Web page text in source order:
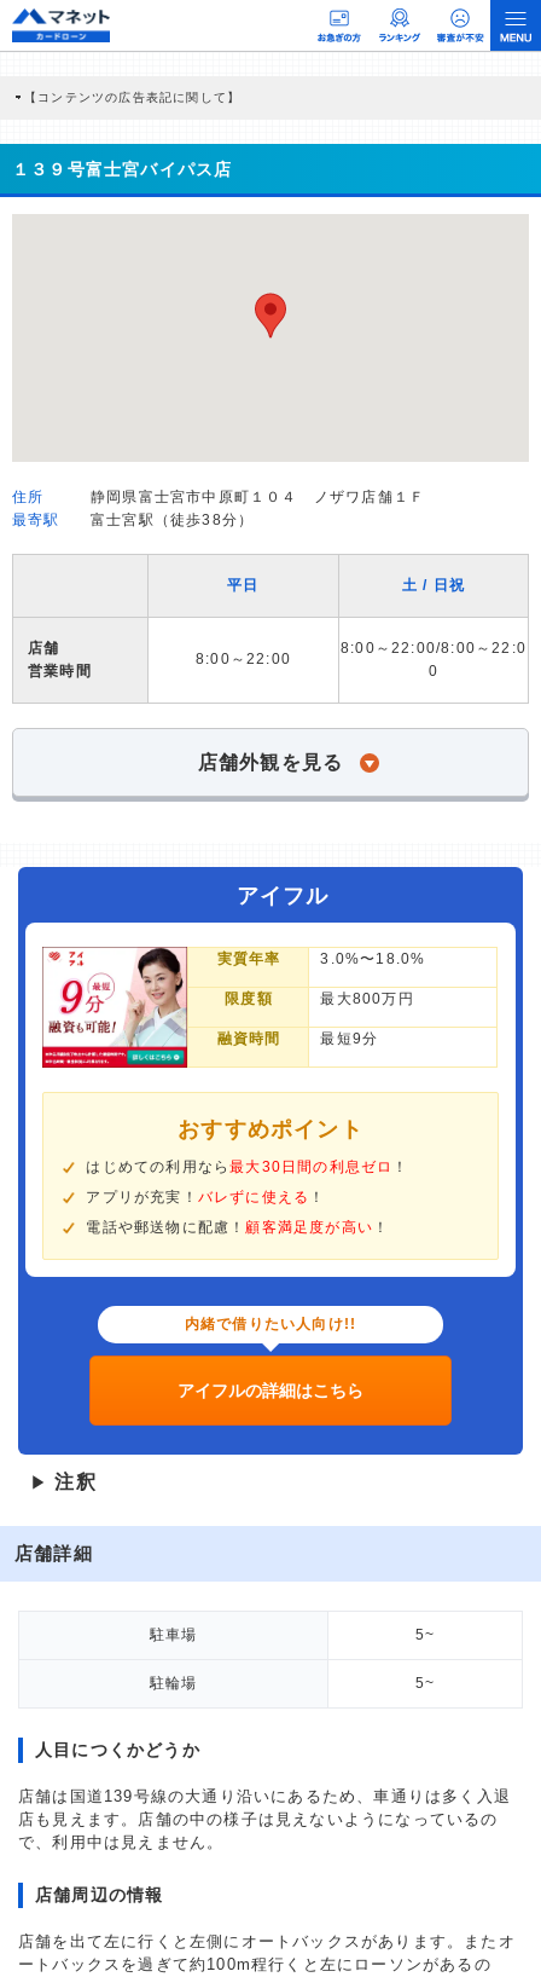
【コンテンツの広告表記に関して】
商品を根拠なくPRするものではなく、当編集部の調査／ユーザーへの口コミ収集な
どに基づき、公平性を担保した情報提供を行っています。
>提携企業一覧
１３９号富士宮バイパス店
住所
静岡県富士宮市中原町１０４ ノザワ店舗１Ｆ
最寄駅
富士宮駅（徒歩38分）
平日 土 / 日祝
店舗
営業時間
8:00～22:00
8:00～22:00/8:00～22:0
0
店舗外観を見る
アイフル
実質年率 3.0%〜18.0%
限度額 最大800万円
融資時間 最短9分
おすすめポイント
はじめての利用なら最大30日間の利息ゼロ ！
アプリが充実！ バレずに使える ！
電話や郵送物に配慮！顧客満足度が高い ！
内緒で借りたい人向け!!
アイフルの詳細はこちら
▶ 注釈
店舗詳細
駐車場 5~
駐輪場 5~
人目につくかどうか
店舗は国道139号線の大通り沿いにあるため、車通りは多く入退
店も見えます。店舗の中の様子は見えないようになっているの
で、利用中は見えません。
店舗周辺の情報
店舗を出て左に行くと左側にオートバックスがあります。またオ
ートバックスを過ぎて約100m程行くと左にローソンがあるの